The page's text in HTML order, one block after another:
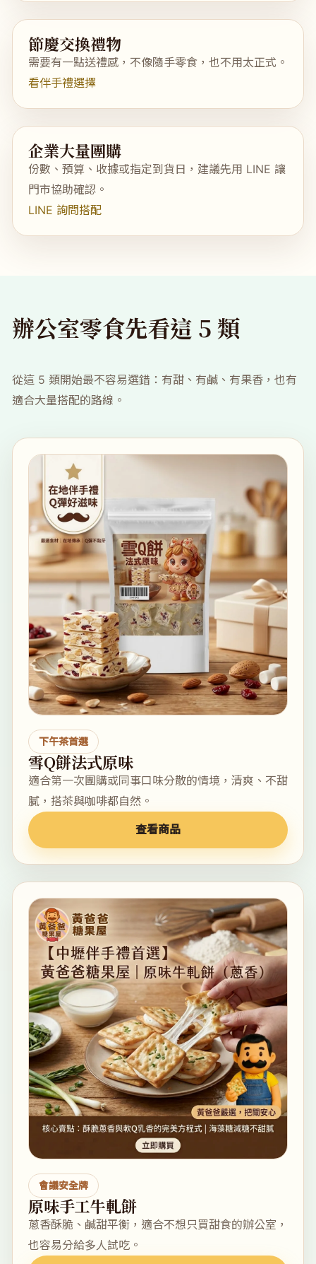
節慶交換禮物
需要有一點送禮感，不像隨手零食，也不用太正式。
看伴手禮選擇
企業大量團購
份數、預算、收據或指定到貨日，建議先用 LINE 讓
門市協助確認。
LINE 詢問搭配
辦公室零食先看這 5 類
從這 5 類開始最不容易選錯：有甜、有鹹、有果香，也有
適合大量搭配的路線。
下午茶首選
雪Q餅法式原味
適合第一次團購或同事口味分散的情境，清爽、不甜
膩，搭茶與咖啡都自然。
查看商品
會議安全牌
原味手工牛軋餅
蔥香酥脆、鹹甜平衡，適合不想只買甜食的辦公室，
也容易分給多人試吃。